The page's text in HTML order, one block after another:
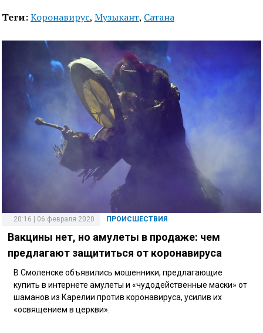
Теги:Коронавирус, Музыкант, Сатана
20:16 | 06 февраля 2020 ПРОИСШЕСТВИЯ
Вакцины нет, но амулеты в продаже: чем
предлагают защититься от коронавируса
В Смоленске объявились мошенники, предлагающие
купить в интернете амулеты и «чудодейственные маски» от
шаманов из Карелии против коронавируса, усилив их
«освящением в церкви».